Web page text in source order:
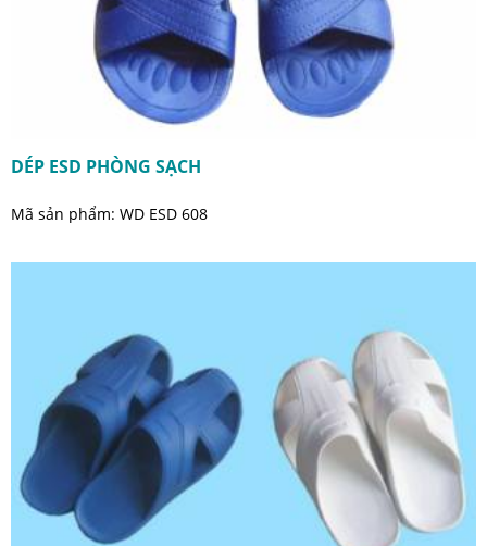
DÉP ESD PHÒNG SẠCH
Mã sản phẩm: WD ESD 608